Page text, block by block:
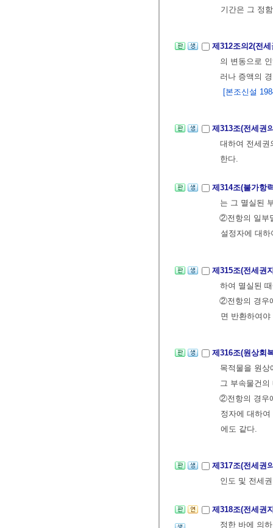
기간은 그 정
제312조의2(전
의 변동으로
러나 증액의
[본조신설
제313조(전세권
대하여 전세권
한다.
제314조(불가항
는 그 멸실된
②전항의 일부
설정자에 대
제315조(전세권
하여 멸실된
②전항의 경우
면 반환하여
제316조(원상회
목적물을 원
그 부속물건
②전항의 경우
정자에 대하
에도 같다.
제317조(전세권
인도 및 전세
제318조(전세권
정한 바에 의